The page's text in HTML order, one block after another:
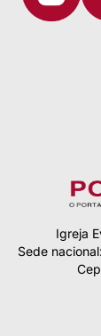
Igreja
Sede